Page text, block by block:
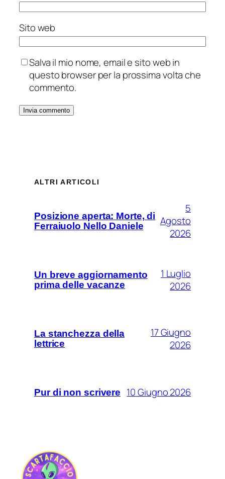
Sito web
Salva il mio nome, email e sito web in
questo browser per la prossima volta che
commento.
ALTRI ARTICOLI
Posizione aperta: Morte, di
Ferraiuolo Nello Daniele
5
Agosto
2026
Un breve aggiornamento
prima delle vacanze
1 Luglio
2026
La stanchezza della
lettrice
17 Giugno
2026
Pur di non scrivere 10 Giugno 2026